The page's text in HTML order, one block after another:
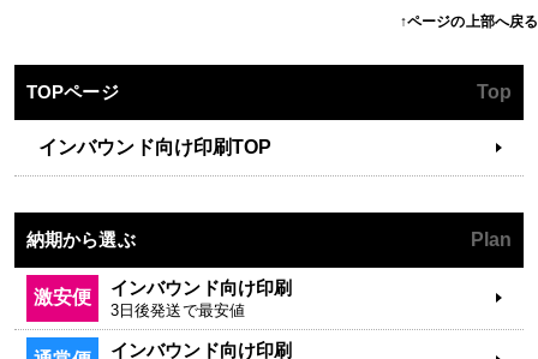
↑ページの上部へ戻る
TOPページ Top
インバウンド向け印刷TOP
納期から選ぶ Plan
激安便 インバウンド向け印刷
3日後発送で最安値
インバウンド向け印刷